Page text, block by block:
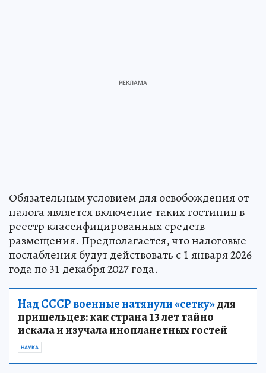
Обязательным условием для освобождения от
налога является включение таких гостиниц в
реестр классифицированных средств
размещения. Предполагается, что налоговые
послабления будут действовать с 1 января 2026
года по 31 декабря 2027 года.
Над СССР военные натянули «сетку»для
пришельцев: как страна 13 лет тайно
искала и изучала инопланетных гостей
НАУКА